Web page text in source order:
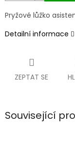
Pryžové lůžko
Detailní informace
ZEPTAT SE
Související